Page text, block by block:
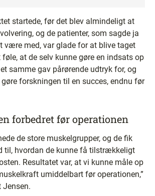
startede, før det blev almindeligt at
og de patienter, som sagde ja
være med, var glade for at blive taget
at de selv kunne gøre en indsats op
samme gav pårørende udtryk for, og
forskningen til en succes, endnu før
forbedret før operationen
de store muskelgrupper, og de fik
til, hvordan de kunne få tilstrækkeligt
Resultatet var, at vi kunne måle op
umiddelbart før operationen,”
Jensen.